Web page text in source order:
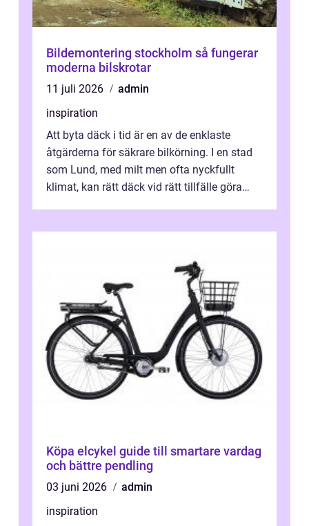
Bildemontering stockholm så fungerar
moderna bilskrotar
11 juli 2026
admin
inspiration
Att byta däck i tid är en av de enklaste
åtgärderna för säkrare bilkörning. I en stad
som Lund, med milt men ofta nyckfullt
klimat, kan rätt däck vid rätt tillfälle göra
Köpa elcykel guide till smartare vardag
och bättre pendling
03 juni 2026
admin
inspiration